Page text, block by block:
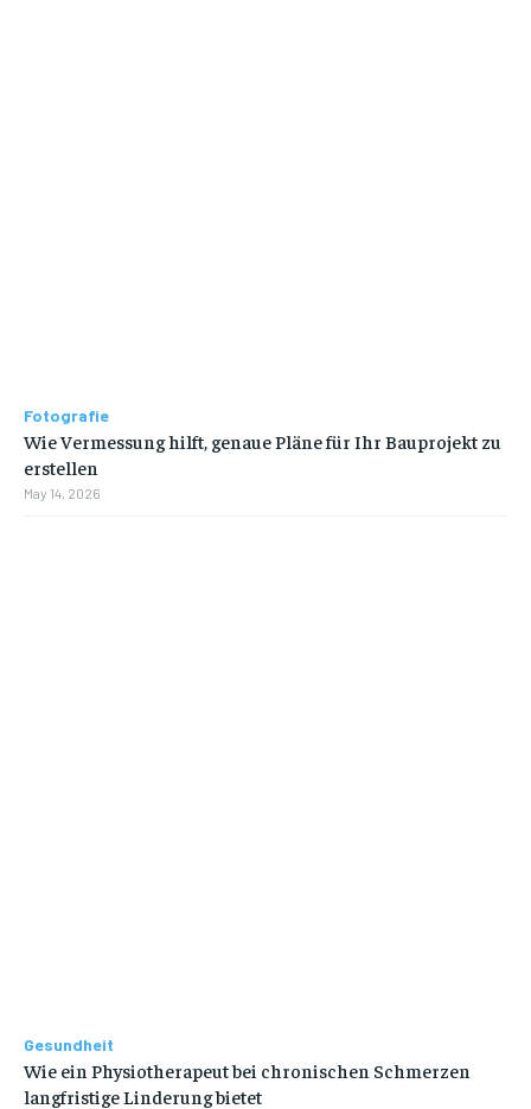
Fotografie
Wie Vermessung hilft, genaue Pläne für Ihr Bauprojekt zu
erstellen
May 14, 2026
Gesundheit
Wie ein Physiotherapeut bei chronischen Schmerzen
langfristige Linderung bietet